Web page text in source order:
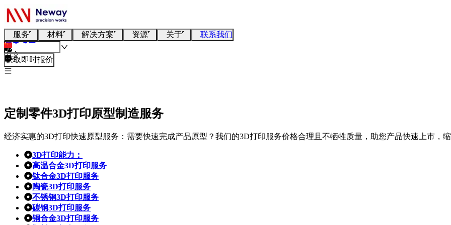
服务 材料 解决方案 资源 关于 联系我们
中文
获取即时报价
定制零件3D打印原型制造服务
经济实惠的3D打印快速原型服务：需要快速完成产品原型？我们的3D打印服务价格合理且不牺牲质量，助您产品快速上市，缩
3D打印能力：
高温合金3D打印服务
钛合金3D打印服务
陶瓷3D打印服务
不锈钢3D打印服务
碳钢3D打印服务
铜合金3D打印服务